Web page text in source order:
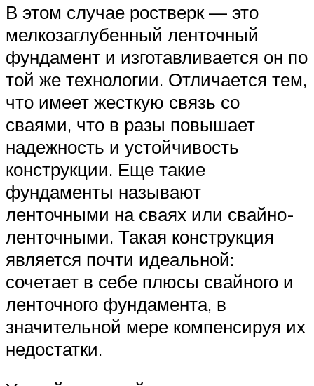
В этом случае ростверк — это
мелкозаглубенный ленточный
фундамент и изготавливается он по
той же технологии. Отличается тем,
что имеет жесткую связь со
сваями, что в разы повышает
надежность и устойчивость
конструкции. Еще такие
фундаменты называют
ленточными на сваях или свайно-
ленточными. Такая конструкция
является почти идеальной:
сочетает в себе плюсы свайного и
ленточного фундамента, в
значительной мере компенсируя их
недостатки.